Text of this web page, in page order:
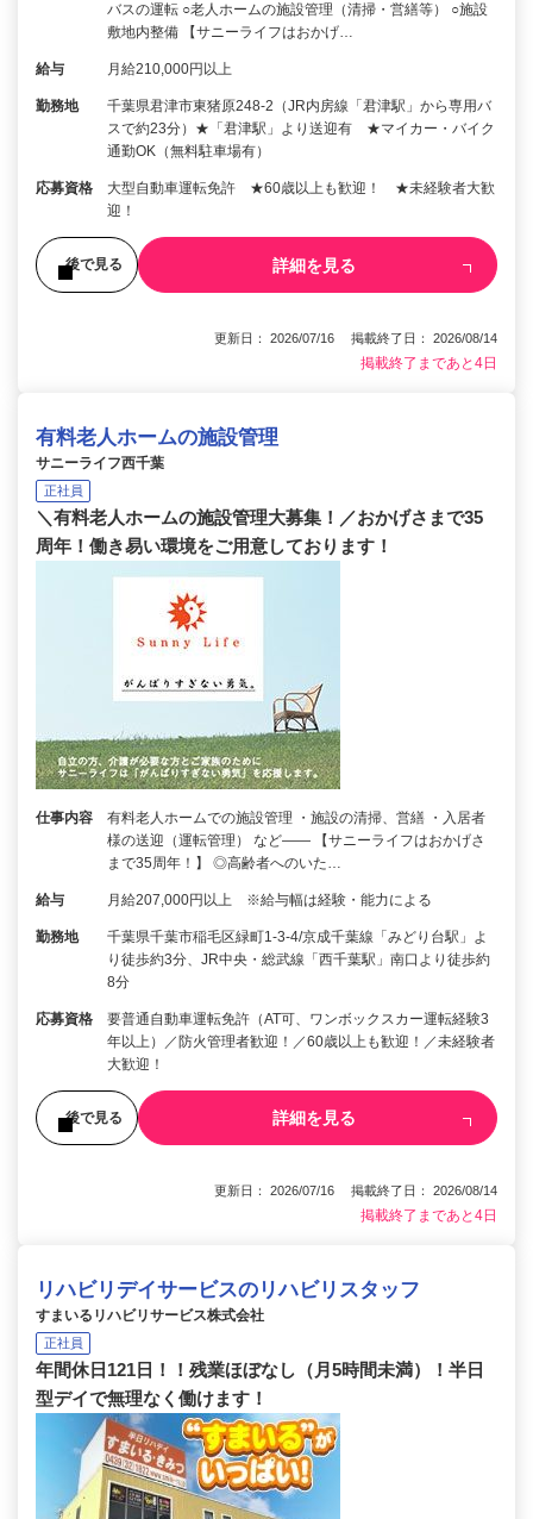
バスの運転 ○老人ホームの施設管理（清掃・営繕等） ○施設
敷地内整備 【サニーライフはおかげ…
給与 月給210,000円以上
勤務地
千葉県君津市東猪原248-2（JR内房線「君津駅」から専用バ
スで約23分）★「君津駅」より送迎有 ★マイカー・バイク
通勤OK（無料駐車場有）
応募資格
大型自動車運転免許 ★60歳以上も歓迎！ ★未経験者大歓
迎！
後で見る 詳細を見る
更新日： 2026/07/16 掲載終了日： 2026/08/14
掲載終了まであと4日
有料老人ホームの施設管理
サニーライフ西千葉
正社員
＼有料老人ホームの施設管理大募集！／おかげさまで35
周年！働き易い環境をご用意しております！
仕事内容
有料老人ホームでの施設管理 ・施設の清掃、営繕 ・入居者
様の送迎（運転管理） など―― 【サニーライフはおかげさ
まで35周年！】 ◎高齢者へのいた…
給与 月給207,000円以上 ※給与幅は経験・能力による
勤務地
千葉県千葉市稲毛区緑町1-3-4/京成千葉線「みどり台駅」よ
り徒歩約3分、JR中央・総武線「西千葉駅」南口より徒歩約
8分
応募資格
要普通自動車運転免許（AT可、ワンボックスカー運転経験3
年以上）／防火管理者歓迎！／60歳以上も歓迎！／未経験者
大歓迎！
後で見る 詳細を見る
更新日： 2026/07/16 掲載終了日： 2026/08/14
掲載終了まであと4日
リハビリデイサービスのリハビリスタッフ
すまいるリハビリサービス株式会社
正社員
年間休日121日！！残業ほぼなし（月5時間未満）！半日
型デイで無理なく働けます！